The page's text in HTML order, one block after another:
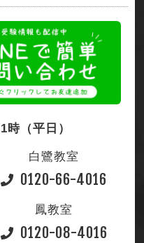
時（平日）
白鷺教室
0120-66-4016
鳳教室
0120-08-4016